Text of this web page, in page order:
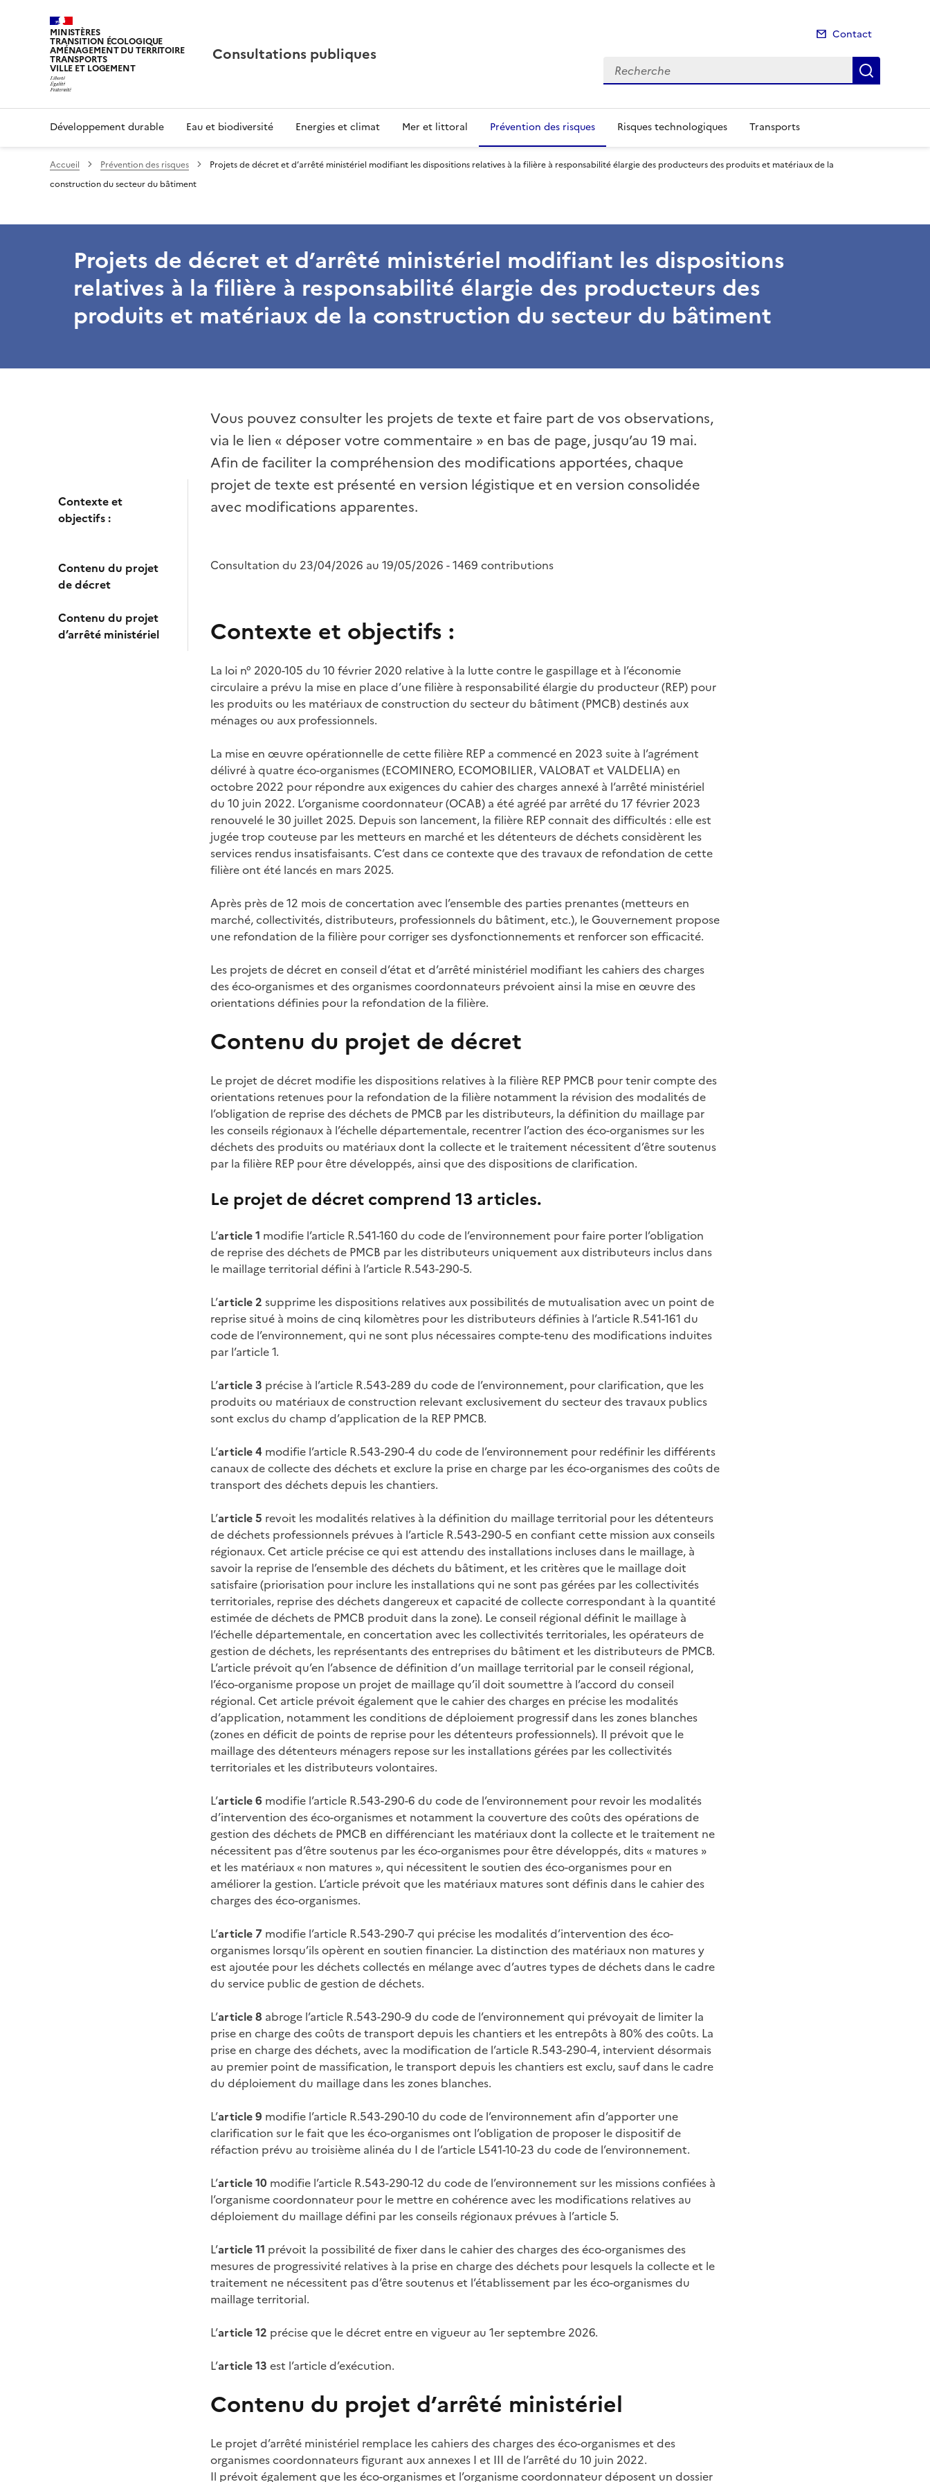
MINISTÈRES
TRANSITION ÉCOLOGIQUE
AMÉNAGEMENT DU TERRITOIRE
TRANSPORTS
VILLE ET LOGEMENT
Consultations publiques
Contact
Recherche
Développement durable Eau et biodiversité Energies et climat Mer et littoral Prévention des risques Risques technologiques Transports
Accueil Prévention des risques
Projets de décret et d’arrêté ministériel modifiant les dispositions relatives à la filière à responsabilité élargie des producteurs des produits et matériaux de la
construction du secteur du bâtiment
Projets de décret et d’arrêté ministériel modifiant les dispositions
relatives à la filière à responsabilité élargie des producteurs des
produits et matériaux de la construction du secteur du bâtiment
Contexte et
objectifs :
Contenu du projet
de décret
Contenu du projet
d’arrêté ministériel
Vous pouvez consulter les projets de texte et faire part de vos observations,
via le lien « déposer votre commentaire » en bas de page, jusqu’au 19 mai.
Afin de faciliter la compréhension des modifications apportées, chaque
projet de texte est présenté en version légistique et en version consolidée
avec modifications apparentes.
Consultation du 23/04/2026 au 19/05/2026 - 1469 contributions
Contexte et objectifs :
La loi n° 2020-105 du 10 février 2020 relative à la lutte contre le gaspillage et à l’économie
circulaire a prévu la mise en place d’une filière à responsabilité élargie du producteur (REP) pour
les produits ou les matériaux de construction du secteur du bâtiment (PMCB) destinés aux
ménages ou aux professionnels.
La mise en œuvre opérationnelle de cette filière REP a commencé en 2023 suite à l’agrément
délivré à quatre éco-organismes (ECOMINERO, ECOMOBILIER, VALOBAT et VALDELIA) en
octobre 2022 pour répondre aux exigences du cahier des charges annexé à l’arrêté ministériel
du 10 juin 2022. L’organisme coordonnateur (OCAB) a été agréé par arrêté du 17 février 2023
renouvelé le 30 juillet 2025. Depuis son lancement, la filière REP connait des difficultés : elle est
jugée trop couteuse par les metteurs en marché et les détenteurs de déchets considèrent les
services rendus insatisfaisants. C’est dans ce contexte que des travaux de refondation de cette
filière ont été lancés en mars 2025.
Après près de 12 mois de concertation avec l’ensemble des parties prenantes (metteurs en
marché, collectivités, distributeurs, professionnels du bâtiment, etc.), le Gouvernement propose
une refondation de la filière pour corriger ses dysfonctionnements et renforcer son efficacité.
Les projets de décret en conseil d’état et d’arrêté ministériel modifiant les cahiers des charges
des éco-organismes et des organismes coordonnateurs prévoient ainsi la mise en œuvre des
orientations définies pour la refondation de la filière.
Contenu du projet de décret
Le projet de décret modifie les dispositions relatives à la filière REP PMCB pour tenir compte des
orientations retenues pour la refondation de la filière notamment la révision des modalités de
l’obligation de reprise des déchets de PMCB par les distributeurs, la définition du maillage par
les conseils régionaux à l’échelle départementale, recentrer l’action des éco-organismes sur les
déchets des produits ou matériaux dont la collecte et le traitement nécessitent d’être soutenus
par la filière REP pour être développés, ainsi que des dispositions de clarification.
Le projet de décret comprend 13 articles.
L’article 1 modifie l’article R.541-160 du code de l’environnement pour faire porter l’obligation
de reprise des déchets de PMCB par les distributeurs uniquement aux distributeurs inclus dans
le maillage territorial défini à l’article R.543-290-5.
L’article 2 supprime les dispositions relatives aux possibilités de mutualisation avec un point de
reprise situé à moins de cinq kilomètres pour les distributeurs définies à l’article R.541-161 du
code de l’environnement, qui ne sont plus nécessaires compte-tenu des modifications induites
par l’article 1.
L’article 3 précise à l’article R.543-289 du code de l’environnement, pour clarification, que les
produits ou matériaux de construction relevant exclusivement du secteur des travaux publics
sont exclus du champ d’application de la REP PMCB.
L’article 4 modifie l’article R.543-290-4 du code de l’environnement pour redéfinir les différents
canaux de collecte des déchets et exclure la prise en charge par les éco-organismes des coûts de
transport des déchets depuis les chantiers.
L’article 5 revoit les modalités relatives à la définition du maillage territorial pour les détenteurs
de déchets professionnels prévues à l’article R.543-290-5 en confiant cette mission aux conseils
régionaux. Cet article précise ce qui est attendu des installations incluses dans le maillage, à
savoir la reprise de l’ensemble des déchets du bâtiment, et les critères que le maillage doit
satisfaire (priorisation pour inclure les installations qui ne sont pas gérées par les collectivités
territoriales, reprise des déchets dangereux et capacité de collecte correspondant à la quantité
estimée de déchets de PMCB produit dans la zone). Le conseil régional définit le maillage à
l’échelle départementale, en concertation avec les collectivités territoriales, les opérateurs de
gestion de déchets, les représentants des entreprises du bâtiment et les distributeurs de PMCB.
L’article prévoit qu’en l’absence de définition d’un maillage territorial par le conseil régional,
l’éco-organisme propose un projet de maillage qu’il doit soumettre à l’accord du conseil
régional. Cet article prévoit également que le cahier des charges en précise les modalités
d’application, notamment les conditions de déploiement progressif dans les zones blanches
(zones en déficit de points de reprise pour les détenteurs professionnels). Il prévoit que le
maillage des détenteurs ménagers repose sur les installations gérées par les collectivités
territoriales et les distributeurs volontaires.
L’article 6 modifie l’article R.543-290-6 du code de l’environnement pour revoir les modalités
d’intervention des éco-organismes et notamment la couverture des coûts des opérations de
gestion des déchets de PMCB en différenciant les matériaux dont la collecte et le traitement ne
nécessitent pas d’être soutenus par les éco-organismes pour être développés, dits « matures »
et les matériaux « non matures », qui nécessitent le soutien des éco-organismes pour en
améliorer la gestion. L’article prévoit que les matériaux matures sont définis dans le cahier des
charges des éco-organismes.
L’article 7 modifie l’article R.543-290-7 qui précise les modalités d’intervention des éco-
organismes lorsqu’ils opèrent en soutien financier. La distinction des matériaux non matures y
est ajoutée pour les déchets collectés en mélange avec d’autres types de déchets dans le cadre
du service public de gestion de déchets.
L’article 8 abroge l’article R.543-290-9 du code de l’environnement qui prévoyait de limiter la
prise en charge des coûts de transport depuis les chantiers et les entrepôts à 80% des coûts. La
prise en charge des déchets, avec la modification de l’article R.543-290-4, intervient désormais
au premier point de massification, le transport depuis les chantiers est exclu, sauf dans le cadre
du déploiement du maillage dans les zones blanches.
L’article 9 modifie l’article R.543-290-10 du code de l’environnement afin d’apporter une
clarification sur le fait que les éco-organismes ont l’obligation de proposer le dispositif de
réfaction prévu au troisième alinéa du I de l’article L541-10-23 du code de l’environnement.
L’article 10 modifie l’article R.543-290-12 du code de l’environnement sur les missions confiées à
l’organisme coordonnateur pour le mettre en cohérence avec les modifications relatives au
déploiement du maillage défini par les conseils régionaux prévues à l’article 5.
L’article 11 prévoit la possibilité de fixer dans le cahier des charges des éco-organismes des
mesures de progressivité relatives à la prise en charge des déchets pour lesquels la collecte et le
traitement ne nécessitent pas d’être soutenus et l’établissement par les éco-organismes du
maillage territorial.
L’article 12 précise que le décret entre en vigueur au 1er septembre 2026.
L’article 13 est l’article d’exécution.
Contenu du projet d’arrêté ministériel
Le projet d’arrêté ministériel remplace les cahiers des charges des éco-organismes et des
organismes coordonnateurs figurant aux annexes I et III de l’arrêté du 10 juin 2022.
Il prévoit également que les éco-organismes et l’organisme coordonnateur déposent un dossier